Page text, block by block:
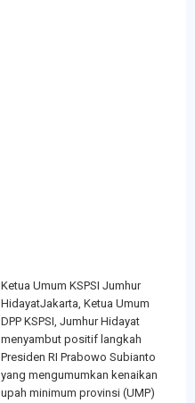
Ketua Umum KSPSI Jumhur
HidayatJakarta, Ketua Umum
DPP KSPSI, Jumhur Hidayat
menyambut positif langkah
Presiden RI Prabowo Subianto
yang mengumumkan kenaikan
upah minimum provinsi (UMP)